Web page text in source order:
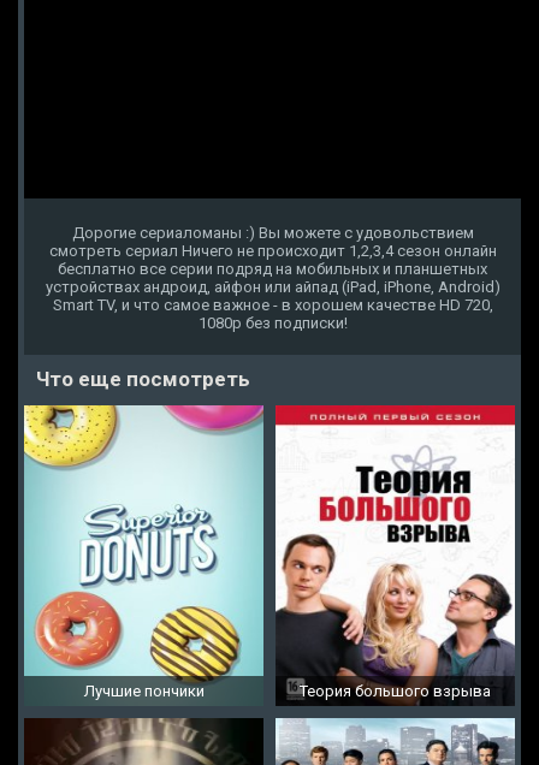
Дорогие сериаломаны :) Вы можете с удовольствием
смотреть сериал Ничего не происходит 1,2,3,4 сезон онлайн
бесплатно все серии подряд на мобильных и планшетных
устройствах андроид, айфон или айпад (iPad, iPhone, Android)
Smart TV, и что самое важное - в хорошем качестве HD 720,
1080p без подписки!
Что еще посмотреть
Лучшие пончики Теория большого взрыва